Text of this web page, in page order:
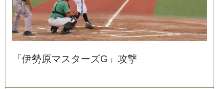
「 伊勢原マ ス ターズG 」 攻撃